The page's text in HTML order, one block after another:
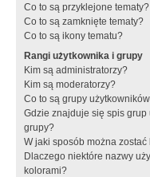
Co to są przyklejone tematy?
Co to są zamknięte tematy?
Co to są ikony tematu?
Rangi użytkownika i grupy
Kim są administratorzy?
Kim są moderatorzy?
Co to są grupy
Gdzie znajduje się spis grup
grupy?
W jaki sposób można
Dlaczego niektóre nazwy
kolorami?